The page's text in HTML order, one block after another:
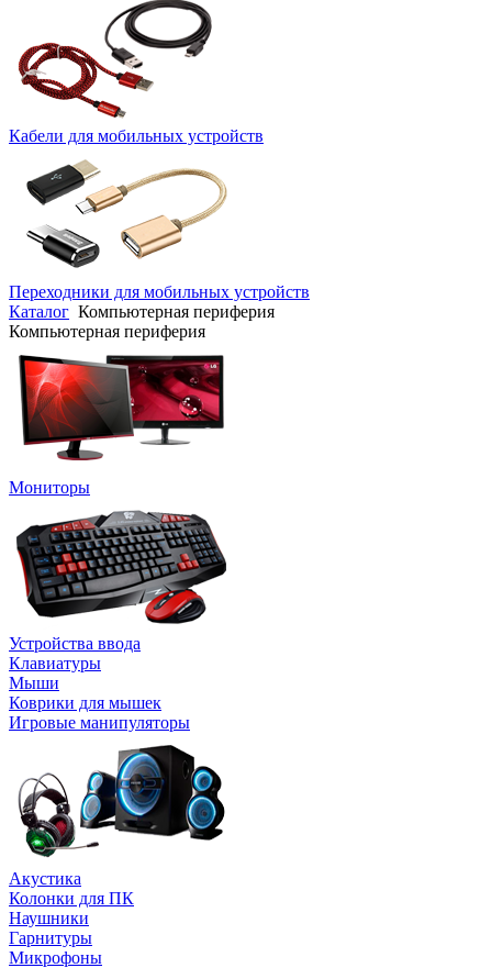
Кабели для мобильных устройств
Переходники для мобильных устройств
Каталог Компьютерная периферия
Компьютерная периферия
Мониторы
Устройства ввода
Клавиатуры
Мыши
Коврики для мышек
Игровые манипуляторы
Акустика
Колонки для ПК
Наушники
Гарнитуры
Микрофоны